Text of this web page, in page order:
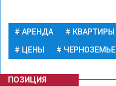
АРЕНДА КВАРТИРЫ
ЦЕНЫ
ЧЕРНОЗЕМЬЕ
ПОЗИЦИЯ